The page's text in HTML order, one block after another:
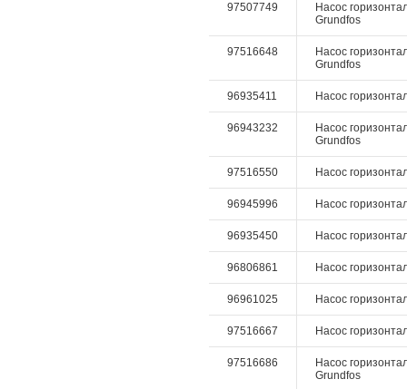
97507749
Насос
Grundfos
97516648
Насос
Grundfos
96935411 Насос
96943232
Насос
Grundfos
97516550 Насос
96945996 Насос
96935450 Насос
96806861 Насос
96961025 Насос
97516667 Насос
97516686
Насос
Grundfos